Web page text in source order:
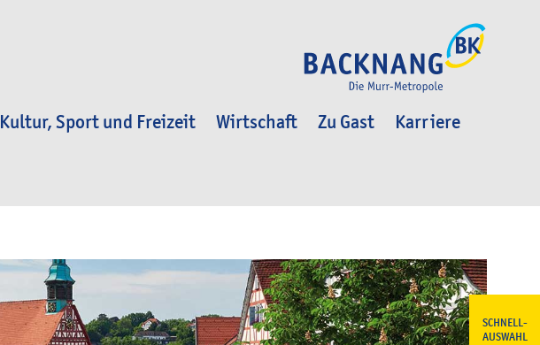
Kultur, Sport und Freizeit Wirtschaft Zu Gast
Karriere
SCHNELL-
AUSWAHL